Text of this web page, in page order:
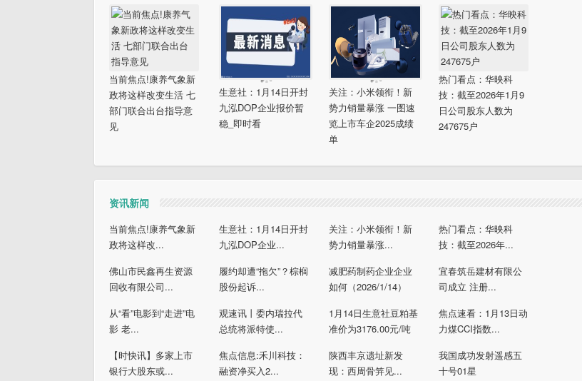
当前焦点!康养气象新
政将这样改变生活 七
部门联合出台指导意
见
生意社：1月14日开封
九泓DOP企业报价暂
稳_即时看
关注：小米领衔！新
势力销量暴涨 一图速
览上市车企2025成绩
单
热门看点：华映科
技：截至2026年1月9
日公司股东人数为
247675户
资讯新闻
当前焦点!康养气象新
政将这样改...
生意社：1月14日开封
九泓DOP企业...
关注：小米领衔！新
势力销量暴涨...
热门看点：华映科
技：截至2026年...
佛山市民鑫再生资源
回收有限公司...
履约却遭“拖欠”？棕榈
股份起诉...
减肥药制药企业企业
如何（2026/1/14）
宜春筑岳建材有限公
司成立 注册...
从“看”电影到“走进”电
影 老...
观速讯丨委内瑞拉代
总统将派特使...
1月14日生意社豆粕基
准价为3176.00元/吨
焦点速看：1月13日动
力煤CCI指数...
【时快讯】多家上市
银行大股东或...
焦点信息:禾川科技：
融资净买入2...
陕西丰京遗址新发
现：西周骨笄见...
我国成功发射遥感五
十号01星